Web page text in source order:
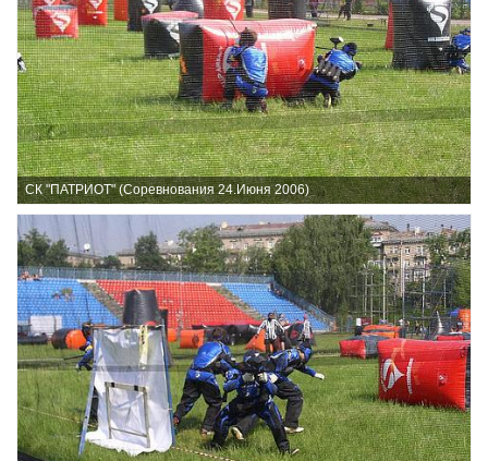
СК "ПАТРИОТ" (Соревнования 24.Июня 2006)